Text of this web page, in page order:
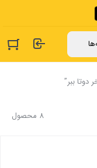
ببر”
8 محصول